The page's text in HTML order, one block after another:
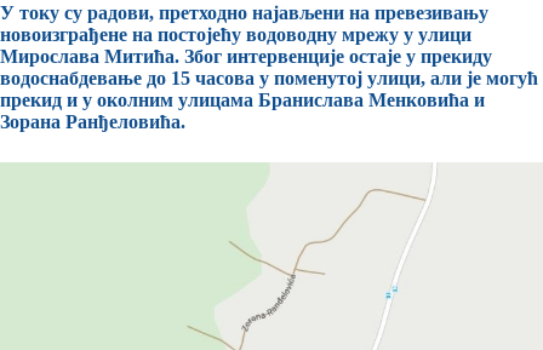
У току су радови, претходно најављени на превезивању
новоизграђене на постојећу водоводну мрежу у улици
Мирослава Митића. Због интервенције остаје у прекиду
водоснабдевање до 15 часова у поменутој улици, али је могућ
прекид и у околним улицама Бранислава Менковића и
Зорана Ранђеловића.